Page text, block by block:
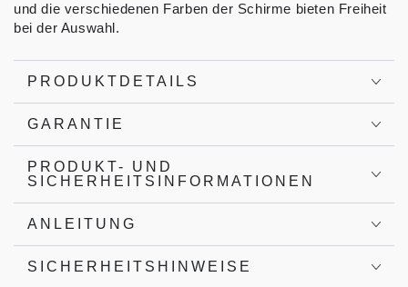
und die verschiedenen Farben der Schirme bieten Freiheit
bei der Auswahl.
PRODUKTDETAILS
GARANTIE
PRODUKT- UND
SICHERHEITSINFORMATIONEN
ANLEITUNG
SICHERHEITSHINWEISE